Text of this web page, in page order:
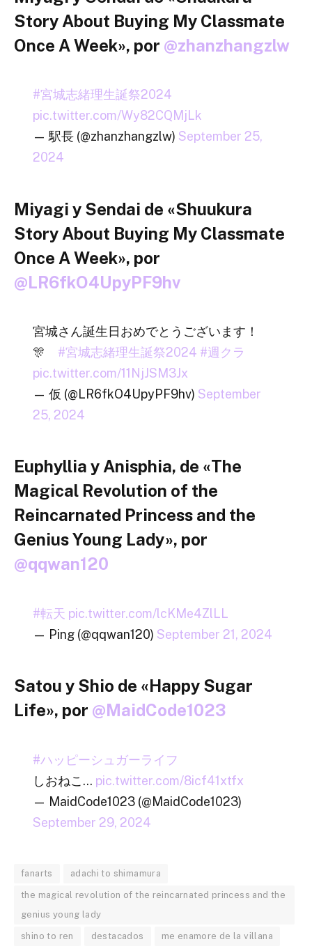
Story About Buying My Classmate
Once A Week», por @zhanzhangzlw
#宮城志緒理生誕祭2024
pic.twitter.com/Wy82CQMjLk
— 駅長 (@zhanzhangzlw) September 25,
2024
Miyagi y Sendai de «Shuukura
Story About Buying My Classmate
Once A Week», por
@LR6fkO4UpyPF9hv
宮城さん誕生日おめでとうございます！
🎊 #宮城志緒理生誕祭2024 #週クラ
pic.twitter.com/11NjJSM3Jx
— 仮 (@LR6fkO4UpyPF9hv) September
25, 2024
Euphyllia y Anisphia, de «The
Magical Revolution of the
Reincarnated Princess and the
Genius Young Lady», por
@qqwan120
#転天 pic.twitter.com/lcKMe4ZlLL
— Ping (@qqwan120) September 21, 2024
Satou y Shio de «Happy Sugar
Life», por @MaidCode1023
#ハッピーシュガーライフ
しおねこ… pic.twitter.com/8icf41xtfx
— MaidCode1023 (@MaidCode1023)
September 29, 2024
fanarts adachi to shimamura
the magical revolution of the reincarnated princess and the
genius young lady
shino to ren destacados me enamore de la villana